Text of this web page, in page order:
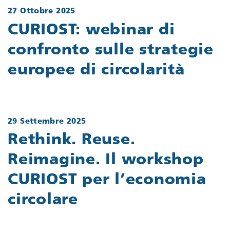
27 Ottobre 2025
CURIOST: webinar di
confronto sulle strategie
europee di circolarità
29 Settembre 2025
Rethink. Reuse.
Reimagine. Il workshop
CURIOST per l’economia
circolare